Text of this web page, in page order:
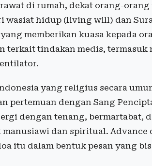
di rumah, dekat orang-
hidup (living will) dan
memberikan kuasa kepada
terkait tindakan medis, termasuk
yang religius secara
pertemuan dengan Sang
dengan tenang,
manusiawi dan spiritual. Advance
itu dalam bentuk pesan yang